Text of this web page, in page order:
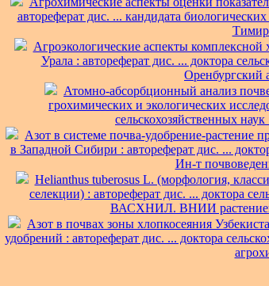
автореферат дис. ... кандидата
Агроэкологические аспекты
Урала : автореферат дис. ... доктора
Оренбургский
Атомно-абсорбционный анализ
грохимических и экологических
сельскохозяйственных
Азот в системе почва-удобрение-растение
в Западной Сибири : автореферат дис. ...
Ин-т
Helianthus tuberosus L. (морфология,
селекции) : автореферат дис. ... доктора
ВАСХНИЛ. ВНИИ
Азот в почвах зоны хлопкосеяния
удобрений : автореферат дис. ... доктора